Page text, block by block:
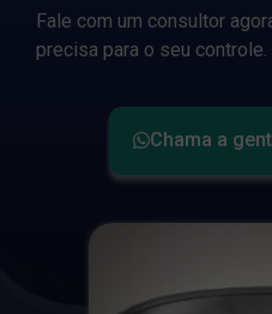
Fale com um consultor
precisa para o seu controle.
Chama a